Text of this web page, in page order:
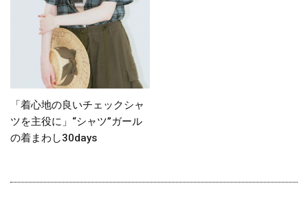
「着心地の良いチェックシャ
ツを主役に」“シャツ”ガール
の着まわし30days